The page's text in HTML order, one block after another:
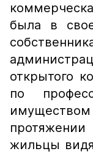
была в
открытого
по
жильцы